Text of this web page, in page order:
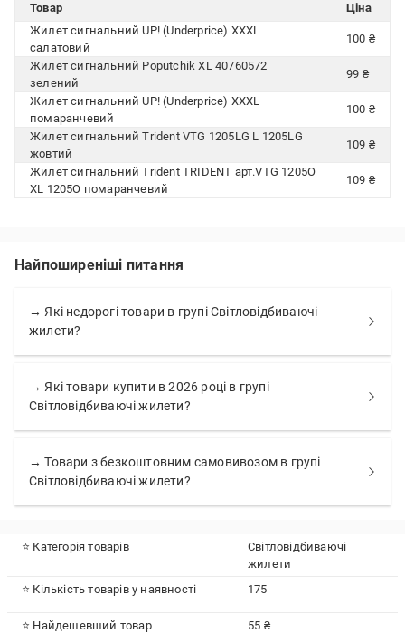
Товар
Ціна
Жилет сигнальний UP! (Underprice) XXXL
салатовий
100 ₴
Жилет сигнальний Poputchik XL 40760572
зелений
99 ₴
Жилет сигнальний UP! (Underprice) XXXL
помаранчевий
100 ₴
Жилет сигнальний Trident VTG 1205LG L 1205LG
жовтий
109 ₴
Жилет сигнальний Trident TRIDENT арт.VTG 1205O
XL 1205O помаранчевий
109 ₴
Найпоширеніші питання
→ Які недорогі товари в групі Світловідбиваючі
жилети?
→ Які товари купити в 2026 році в групі
Світловідбиваючі жилети?
→ Товари з безкоштовним самовивозом в групі
Світловідбиваючі жилети?
⭐ Категорія товарів
Світловідбиваючі
жилети
⭐ Кількість товарів у наявності
175
⭐ Найдешевший товар 55 ₴